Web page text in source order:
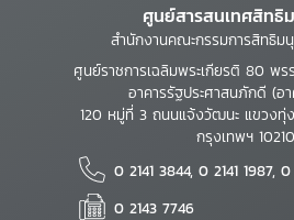
ศูนย์สารสนเทศสิทธิ
สำนักงานคณะกรรมการสิทธิม
ศูนย์ราชการเฉลิมพระเกียรติ 80 พ
อาคารรัฐประศาสนภักดี (อ
120 หมู่ที่ 3 ถนนแจ้งวัฒนะ แขวงทุ่
กรุงเทพฯ 10210
0 2141 3844, 0 2141 1987, 0
0 2143 7746